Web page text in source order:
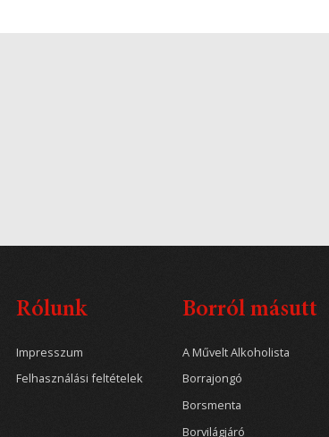
Rólunk
Impresszum
Felhasználási feltételek
Borról másutt
A Művelt Alkoholista
Borrajongó
Borsmenta
Borvilágjáró